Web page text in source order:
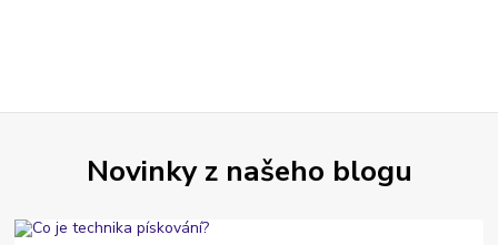
Novinky z našeho blogu